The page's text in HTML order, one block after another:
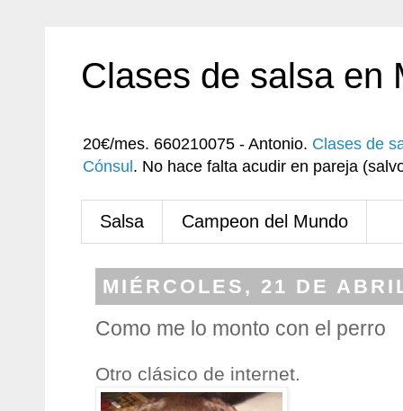
Clases de salsa en
20€/mes. 660210075 - Antonio. Clases de
Cónsul . No hace falta acudir en pareja
Salsa Campeon del Mundo
MIÉRCOLES, 21 DE
Como me lo monto con el perro
Otro clásico de internet.